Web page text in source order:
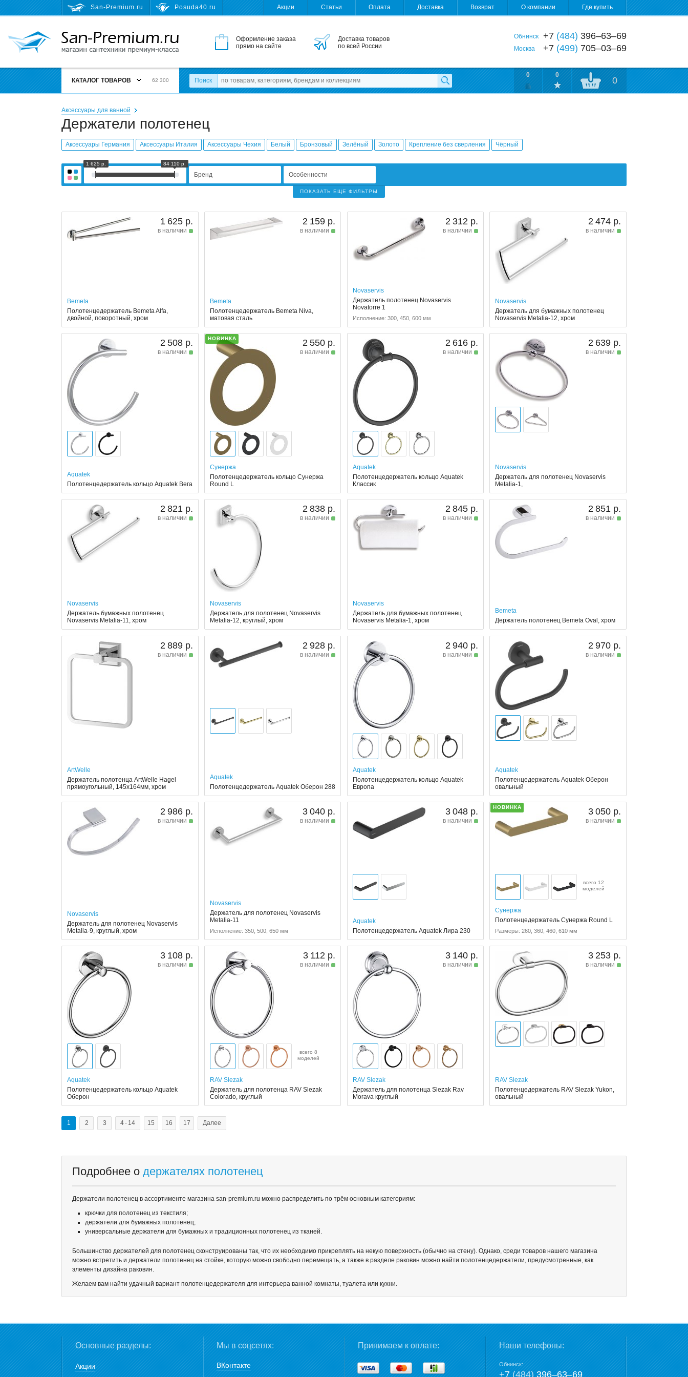
San-Premium.ru Posuda40.ru Акции Статьи Оплата Доставка Возврат О компании Где купить
Оформление заказа
прямо на сайте
Доставка товаров
по всей России
Обнинск +7 (484) 396‒63‒69
Москва +7 (499) 705‒03‒69
КАТАЛОГ ТОВАРОВ 62 300 Поиск
0 0
0
Аксессуары для ванной
Держатели полотенец
Аксессуары Германия Аксессуары Италия Аксессуары Чехия Белый Бронзовый Зелёный Золото Крепление без сверления Чёрный
1 625 р. 84 110 р.
Бренд Особенности
ПОКАЗАТЬ ЕЩЕ ФИЛЬТРЫ
1 625 р.
в наличии
Bemeta
Полотенцедержатель Bemeta Alfa,
двойной, поворотный, хром
2 159 р.
в наличии
Bemeta
Полотенцедержатель Bemeta Niva,
матовая сталь
2 312 р.
в наличии
Novaservis
Держатель полотенец Novaservis
Novatorre 1
Исполнение: 300, 450, 600 мм
2 474 р.
в наличии
Novaservis
Держатель для бумажных полотенец
Novaservis Metalia-12, хром
2 508 р.
в наличии
Aquatek
Полотенцедержатель кольцо Aquatek Вега
НОВИНКА 2 550 р.
в наличии
Сунержа
Полотенцедержатель кольцо Сунержа
Round L
2 616 р.
в наличии
Aquatek
Полотенцедержатель кольцо Aquatek
Классик
2 639 р.
в наличии
Novaservis
Держатель для полотенец Novaservis
Metalia-1,
2 821 р.
в наличии
Novaservis
Держатель бумажных полотенец
Novaservis Metalia-11, хром
2 838 р.
в наличии
Novaservis
Держатель для полотенец Novaservis
Metalia-12, круглый, хром
2 845 р.
в наличии
Novaservis
Держатель для бумажных полотенец
Novaservis Metalia-1, хром
2 851 р.
в наличии
Bemeta
Держатель полотенец Bemeta Oval, хром
2 889 р.
в наличии
ArtWelle
Держатель полотенца ArtWelle Hagel
прямоугольный, 145x164мм, хром
2 928 р.
в наличии
Aquatek
Полотенцедержатель Aquatek Оберон 288
2 940 р.
в наличии
Aquatek
Полотенцедержатель кольцо Aquatek
Европа
2 970 р.
в наличии
Aquatek
Полотенцедержатель Aquatek Оберон
овальный
2 986 р.
в наличии
Novaservis
Держатель для полотенец Novaservis
Metalia-9, круглый, хром
3 040 р.
в наличии
Novaservis
Держатель для полотенец Novaservis
Metalia-11
Исполнение: 350, 500, 650 мм
3 048 р.
в наличии
Aquatek
Полотенцедержатель Aquatek Лира 230
НОВИНКА 3 050 р.
в наличии
всего 12
моделей
Сунержа
Полотенцедержатель Сунержа Round L
Размеры: 260, 360, 460, 610 мм
3 108 р.
в наличии
Aquatek
Полотенцедержатель кольцо Aquatek
Оберон
3 112 р.
в наличии
всего 8
моделей
RAV Slezak
Держатель для полотенца RAV Slezak
Colorado, круглый
3 140 р.
в наличии
RAV Slezak
Держатель для полотенца Slezak Rav
Morava круглый
3 253 р.
в наличии
RAV Slezak
Полотенцедержатель RAV Slezak Yukon,
овальный
1 2 3 4 - 14 15 16 17 Далее
Подробнее о держателях полотенец
Держатели полотенец в ассортименте магазина san-premium.ru можно распределить по трём основным категориям:
крючки для полотенец из текстиля;
держатели для бумажных полотенец;
универсальные держатели для бумажных и традиционных полотенец из тканей.
Большинство держателей для полотенец сконструированы так, что их необходимо прикреплять на некую поверхность (обычно на стену). Однако, среди товаров нашего магазина
можно встретить и держатели полотенец на стойке, которую можно свободно перемещать, а также в разделе раковин можно найти полотенцедержатели, предусмотренные, как
элементы дизайна раковин.
Желаем вам найти удачный вариант полотенцедержателя для интерьера ванной комнаты, туалета или кухни.
Основные разделы:
Акции
Мы в соцсетях:
ВКонтакте
Принимаем к оплате: Наши телефоны:
Обнинск:
+7(484)396‒63‒69